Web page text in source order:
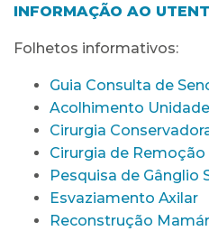
INFORMAÇÃO AO
Folhetos informativos:
Guia Consulta de
Acolhimento
Cirurgia
Cirurgia de
Pesquisa de Gânglio
Esvaziamento Axilar
Reconstrução